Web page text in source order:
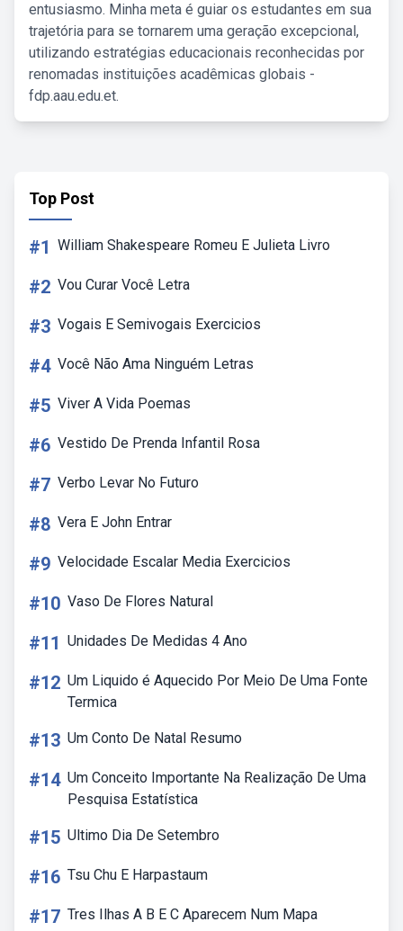
entusiasmo. Minha meta é guiar os estudantes em sua
trajetória para se tornarem uma geração excepcional,
utilizando estratégias educacionais reconhecidas por
renomadas instituições acadêmicas globais -
fdp.aau.edu.et.
Top Post
#1 William Shakespeare Romeu E Julieta Livro
#2 Vou Curar Você Letra
#3 Vogais E Semivogais Exercicios
#4 Você Não Ama Ninguém Letras
#5 Viver A Vida Poemas
#6 Vestido De Prenda Infantil Rosa
#7 Verbo Levar No Futuro
#8 Vera E John Entrar
#9 Velocidade Escalar Media Exercicios
#10 Vaso De Flores Natural
#11 Unidades De Medidas 4 Ano
#12 Um Liquido é Aquecido Por Meio De Uma Fonte
Termica
#13 Um Conto De Natal Resumo
#14 Um Conceito Importante Na Realização De Uma
Pesquisa Estatística
#15 Ultimo Dia De Setembro
#16 Tsu Chu E Harpastaum
#17 Tres Ilhas A B E C Aparecem Num Mapa